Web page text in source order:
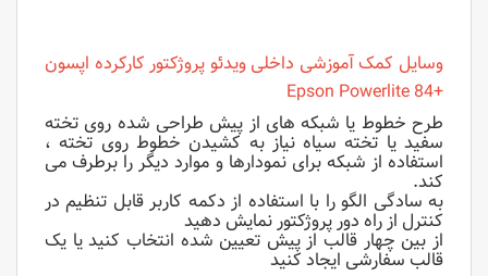
وسایل کمک آموزشی داخلی ویدئو پروژکتور کارکرده اپسون
+Epson Powerlite 84
طرح خطوط یا شبکه های از پیش طراحی شده روی تخته
سفید یا تخته سیاه نیاز به کشیدن خطوط روی تخته ،
استفاده از شبکه برای نمودارها و موارد دیگر را برطرف می
کند.
به سادگی الگو را با استفاده از دکمه کاربر قابل تنظیم در
کنترل از راه دور پروژکتور نمایش دهید
از بین چهار قالب از پیش تعیین شده انتخاب کنید یا یک
قالب سفارشی ایجاد کنید